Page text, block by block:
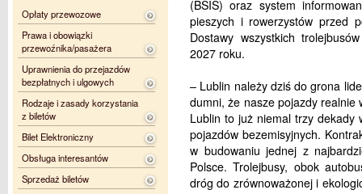
(BSIS) oraz system
pieszych i rowerzystów przed
Dostawy wszystkich
2027 roku.
– Lublin należy dziś do grona
dumni, że nasze pojazdy realnie
Lublin to już niemal trzy dekady
pojazdów bezemisyjnych.
w budowaniu jednej z
Polsce. Trolejbusy, obok
dróg do zrównoważonej i
Opłaty przewozowe
Prawa i obowiązki
przewoźnika/pasażera
Uprawnienia do przejazdów
bezpłatnych i ulgowych
Rodzaje i zasady korzystania
z biletów
Bilet Elektroniczny
Obsługa interesantów
Sprzedaż biletów